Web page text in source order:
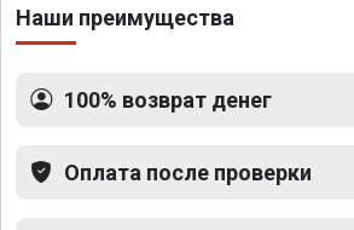
Наши преимущества
100% возврат денег
Оплата после проверки